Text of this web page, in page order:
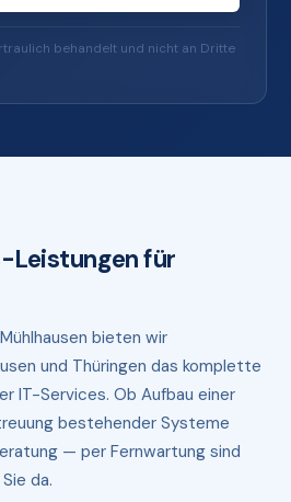
behandelt und nicht an Dritte
Leistungen für
bieten wir
und Thüringen das komplette
IT-Services. Ob Aufbau einer
bestehender Systeme
— per Fernwartung sind
da.